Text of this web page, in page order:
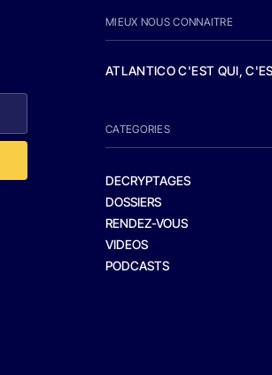
MIEUX NOUS CONNAITRE
ATLANTICO C'EST QUI,
CATEGORIES
DECRYPTAGES
DOSSIERS
RENDEZ-VOUS
VIDEOS
PODCASTS